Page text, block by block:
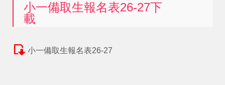
小一備取生報名表26-27下
載
小一備取生報名表26-27